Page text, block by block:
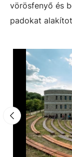
vörösfenyő és
padokat